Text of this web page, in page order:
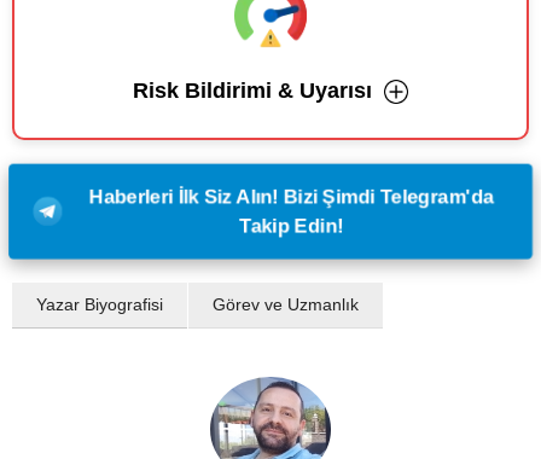
Risk Bildirimi & Uyarısı
Haberleri İlk Siz Alın! Bizi Şimdi Telegram'da
Takip Edin!
Yazar Biyografisi Görev ve Uzmanlık